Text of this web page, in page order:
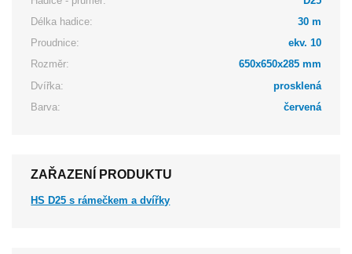
Délka hadice:
30 m
Proudnice:
ekv. 10
Rozměr:
650x650x285 mm
Dvířka:
prosklená
Barva:
červená
ZAŘAZENÍ PRODUKTU
HS D25 s rámečkem a dvířky